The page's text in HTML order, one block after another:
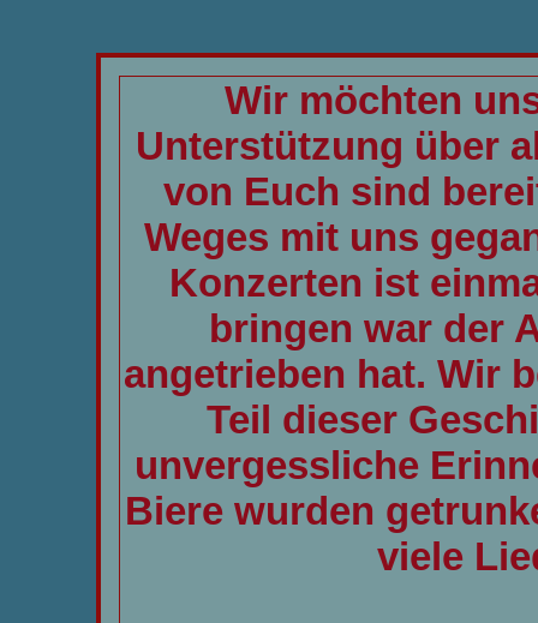
Wir möchten
Unterstützung über
von Euch sind
Weges mit uns
Konzerten ist
bringen war der
angetrieben hat. Wir
Teil dieser
unvergessliche
Biere wurden
viele